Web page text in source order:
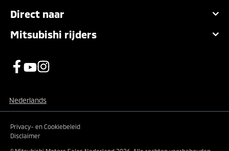
Direct naar
Mitsubishi rijders
Nederlands
Privacy- en Cookiebeleid
Disclaimer